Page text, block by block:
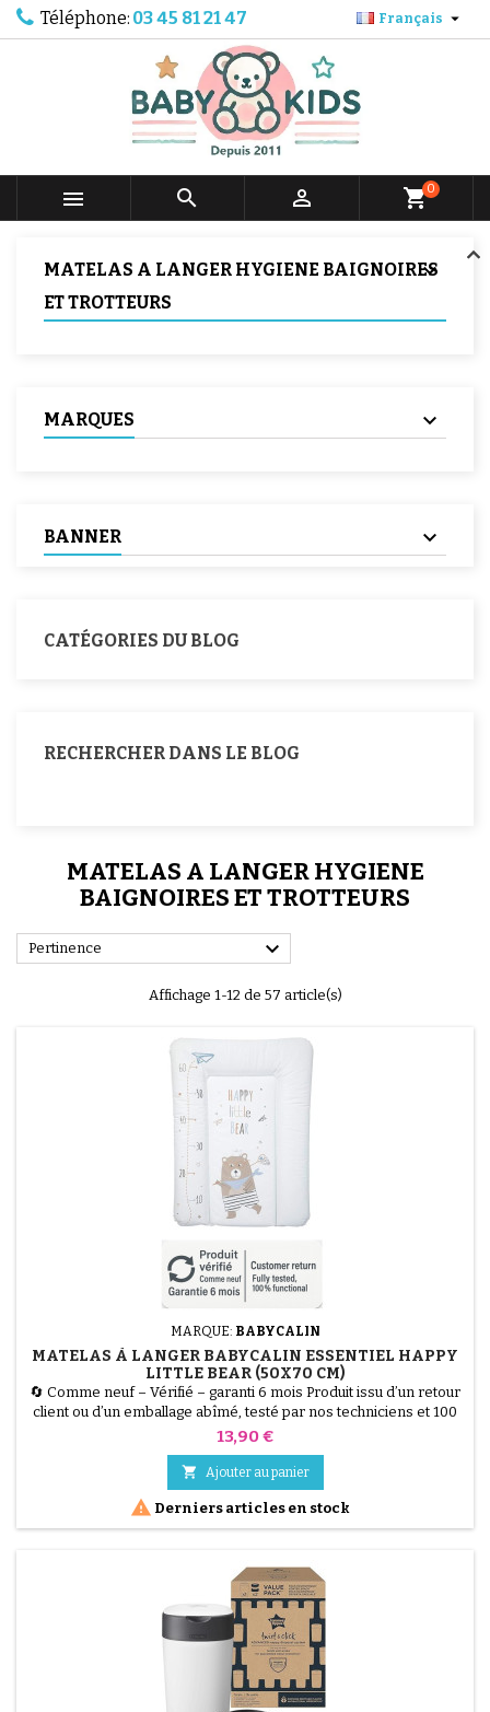
Téléphone: 03 45 81 21 47 Français 
   shopping_cart0
MATELAS A LANGER HYGIENE BAIGNOIRES
ET TROTTEURS
MARQUES
BANNER
CATÉGORIES DU BLOG
RECHERCHER DANS LE BLOG
MATELAS A LANGER HYGIENE
BAIGNOIRES ET TROTTEURS
Pertinence 
Affichage 1-12 de 57 article(s)
MARQUE: BABYCALIN
MATELAS À LANGER BABYCALIN ESSENTIEL HAPPY
LITTLE BEAR (50X70 CM)
🔄 Comme neuf – Vérifié – garanti 6 mois Produit issu d’un retour
client ou d’un emballage abîmé, testé par nos techniciens et 100
% fonctionnel. Le Matelas à Langer BABYCALIN Essentiel Happy
PVC imperméable est facile à nettoyer, tandis que son garnissage
en ouate de polyester assure un...
Prix
13,90 €
 Ajouter au panier
 Derniers articles en stock